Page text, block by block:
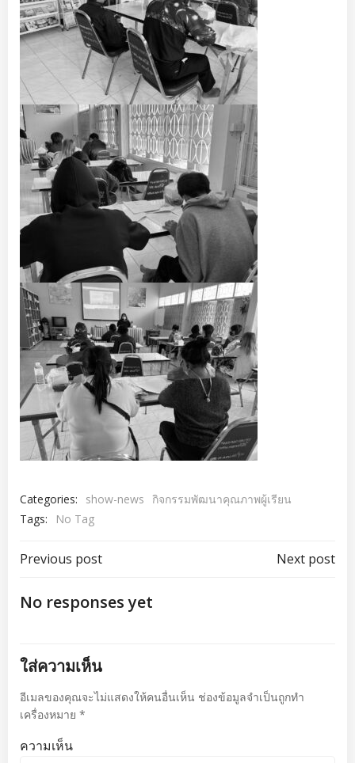
Categories: show-news กิจกรรมพัฒนาคุณภาพผู้เรียน
Tags:
No Tag
เมนู
นำทาง
Previous post Next post
No responses yet
ใส่ความเห็น
อีเมลของคุณจะไม่แสดงให้คนอื่นเห็น ช่องข้อมูลจำเป็นถูกทำ
เครื่องหมาย *
ความเห็น